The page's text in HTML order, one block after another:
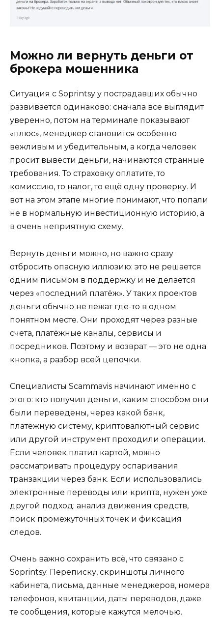
Можно ли вернуть деньги от
брокера мошенника
Ситуация с Soprintsy у пострадавших обычно
развивается одинаково: сначала всё выглядит
уверенно, потом на терминале показывают
«плюс», менеджер становится особенно
вежливым и убедительным, а когда человек
просит вывести деньги, начинаются странные
требования. То страховку оплатите, то
комиссию, то налог, то ещё одну проверку. И
вот на этом этапе многие понимают, что попали
не в нормальную инвестиционную историю, а
в очень неприятную схему.
Вернуть деньги можно, но важно сразу
отбросить опасную иллюзию: это не решается
одним письмом в поддержку и не делается
через «последний платёж». У таких проектов
деньги обычно не лежат где-то в одном
понятном месте. Они проходят через разные
счета, платёжные каналы, сервисы и
посредников. Поэтому и возврат — это не одна
кнопка, а разбор всей цепочки.
Специалисты Scammavis начинают именно с
этого: кто получил деньги, каким способом они
были переведены, через какой банк,
платёжную систему, криптовалютный сервис
или другой инструмент проходили операции.
Если человек платил картой, можно
рассматривать процедуру оспаривания
транзакции через банк. Если использовались
электронные переводы или крипта, нужен уже
другой подход: анализ движения средств,
поиск промежуточных точек и фиксация
следов.
Очень важно сохранить всё, что связано с
Soprintsy. Переписку, скриншоты личного
кабинета, письма, данные менеджеров, номера
телефонов, квитанции, даты переводов, даже
те сообщения, которые кажутся мелочью.